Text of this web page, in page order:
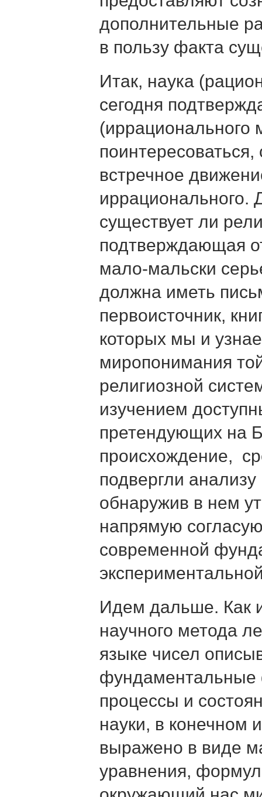
дополнительные
в пользу факта
Итак, наука
сегодня
встречное
иррационального.
существует ли
подтверждающая
мало-мальски
должна иметь
первоисточник,
которых мы и
миропонимания
религиозной
изучением
претендующих на
происхождение,
подвергли анализу
обнаружив в нем
напрямую
современной
Идем дальше. Как
научного метода
языке чисел
фундаментальные
процессы и
науки, в конечном
выражено в виде
уравнения,